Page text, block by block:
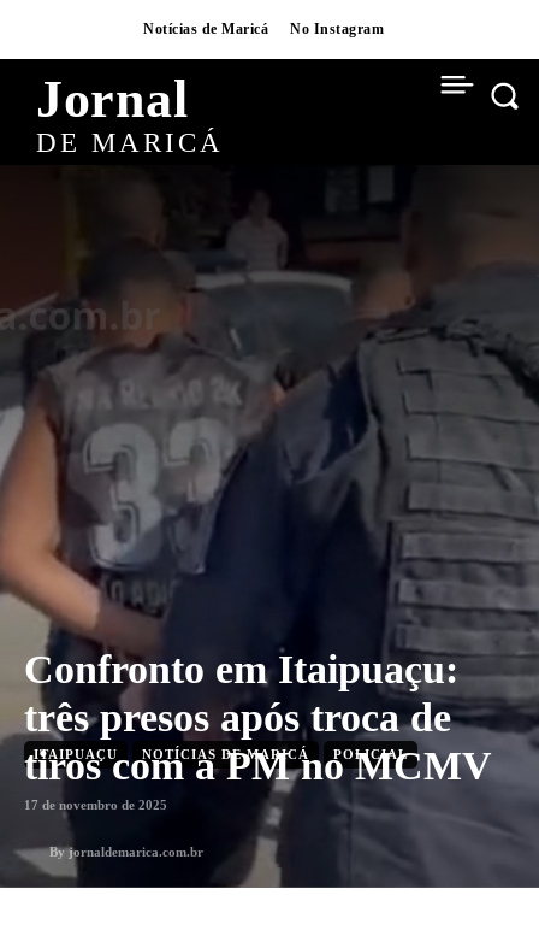
Notícias de Maricá No Instagram
Jornal
DE MARICÁ
Confronto em Itaipuaçu:
três presos após troca de
tiros com a PM no MCMV
ITAIPUAÇU NOTÍCIAS DE MARICÁ POLICIAL
17 de novembro de 2025
By jornaldemarica.com.br